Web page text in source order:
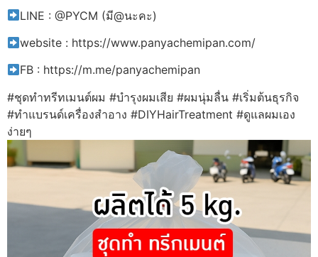
LINE : @PYCM (มี@นะคะ)
website : https://www.panyachemipan.com/
FB : https://m.me/panyachemipan
#ชุดทำทรีทเมนต์ผม #บำรุงผมเสีย #ผมนุ่มลื่น #เริ่มต้นธุรกิจ
#ทำแบรนด์เครื่องสำอาง #DIYHairTreatment #ดูแลผมเอง
ง่ายๆ